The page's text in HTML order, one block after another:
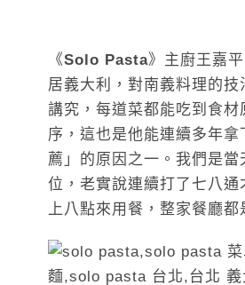
《Solo Pasta》主廚王嘉
居義大利，對南義料理的技
講究，每道菜都能吃到食材
序，這也是他能連續多年拿
薦」的原因之一。我們是當
位，老實說連續打了七八通
上八點來用餐，整家餐廳都